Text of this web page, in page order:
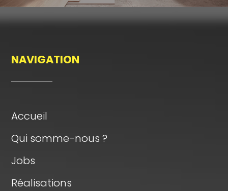
NAVIGATION
Accueil
Qui somme-nous ?
Jobs
Réalisations